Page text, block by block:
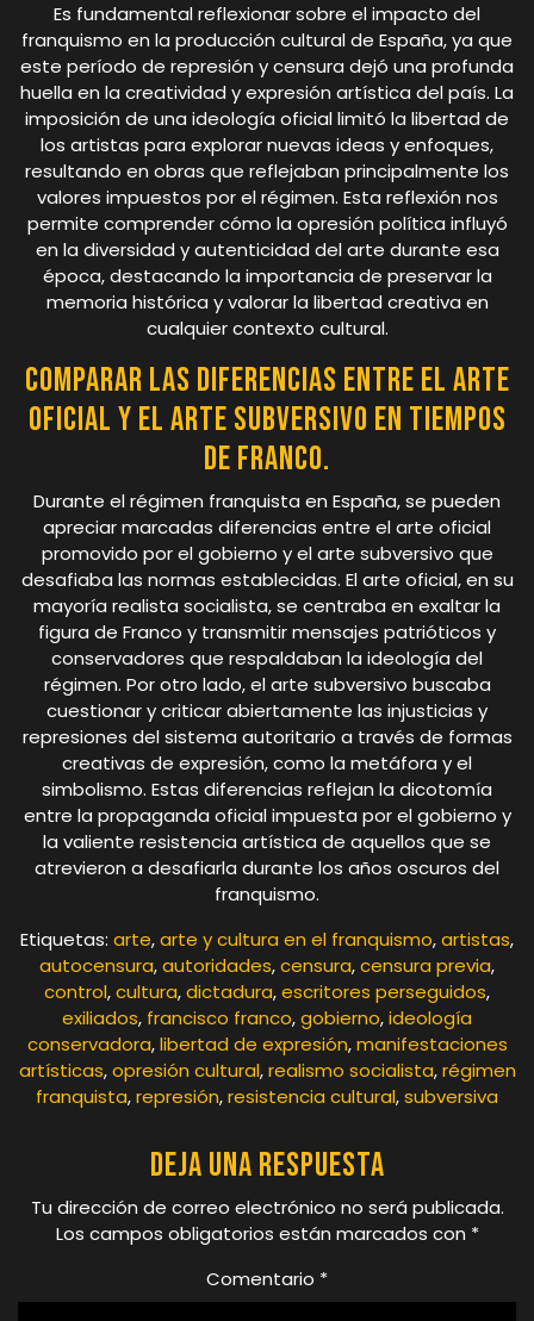
Es fundamental reflexionar sobre el impacto del
franquismo en la producción cultural de España, ya que
este período de represión y censura dejó una profunda
huella en la creatividad y expresión artística del país. La
imposición de una ideología oficial limitó la libertad de
los artistas para explorar nuevas ideas y enfoques,
resultando en obras que reflejaban principalmente los
valores impuestos por el régimen. Esta reflexión nos
permite comprender cómo la opresión política influyó
en la diversidad y autenticidad del arte durante esa
época, destacando la importancia de preservar la
memoria histórica y valorar la libertad creativa en
cualquier contexto cultural.
Comparar las diferencias entre el arte
oficial y el arte subversivo en tiempos
de Franco.
Durante el régimen franquista en España, se pueden
apreciar marcadas diferencias entre el arte oficial
promovido por el gobierno y el arte subversivo que
desafiaba las normas establecidas. El arte oficial, en su
mayoría realista socialista, se centraba en exaltar la
figura de Franco y transmitir mensajes patrióticos y
conservadores que respaldaban la ideología del
régimen. Por otro lado, el arte subversivo buscaba
cuestionar y criticar abiertamente las injusticias y
represiones del sistema autoritario a través de formas
creativas de expresión, como la metáfora y el
simbolismo. Estas diferencias reflejan la dicotomía
entre la propaganda oficial impuesta por el gobierno y
la valiente resistencia artística de aquellos que se
atrevieron a desafiarla durante los años oscuros del
franquismo.
Etiquetas: arte,arte y cultura en el franquismo,artistas,
autocensura,autoridades,censura,censura previa,
control,cultura,dictadura,escritores perseguidos,
exiliados, francisco franco,gobierno,ideología
conservadora,libertad de expresión,manifestaciones
artísticas,opresión cultural,realismo socialista,régimen
franquista,represión,resistencia cultural,subversiva
Deja una respuesta
Tu dirección de correo electrónico no será publicada.
Los campos obligatorios están marcados con *
Comentario *